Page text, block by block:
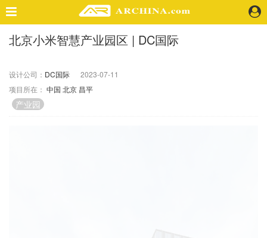
精选案例
景 观
室 内
视 频
北京小米智慧产业园区 | DC国际
设计公司： DC国际
2023-07-11
项目所在： 中国 北京 昌平
产业园